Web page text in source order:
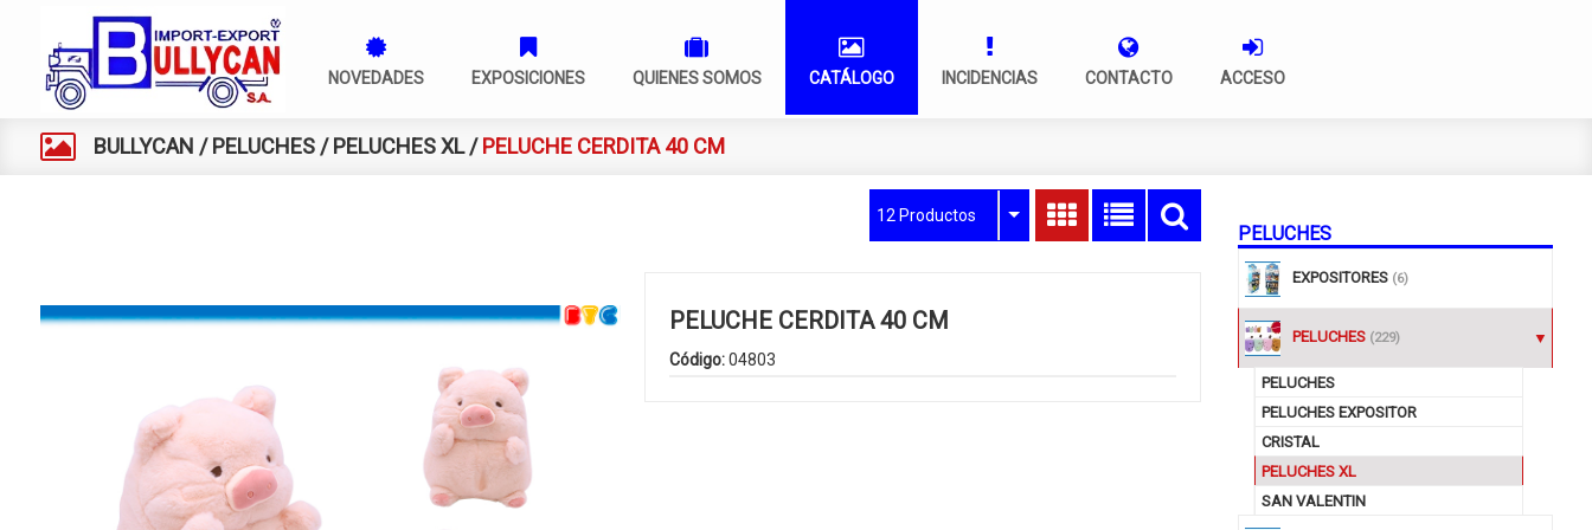
NOVEDADES EXPOSICIONES QUIENES SOMOS CATÁLOGO INCIDENCIAS CONTACTO ACCESO
BULLYCAN /PELUCHES/PELUCHES XL/PELUCHE CERDITA 40 CM
PELUCHES
EXPOSITORES (6)
PELUCHES (229)
PELUCHES
PELUCHES EXPOSITOR
CRISTAL
PELUCHES XL
SAN VALENTIN
12 Productos
PELUCHE CERDITA 40 CM
Código:04803